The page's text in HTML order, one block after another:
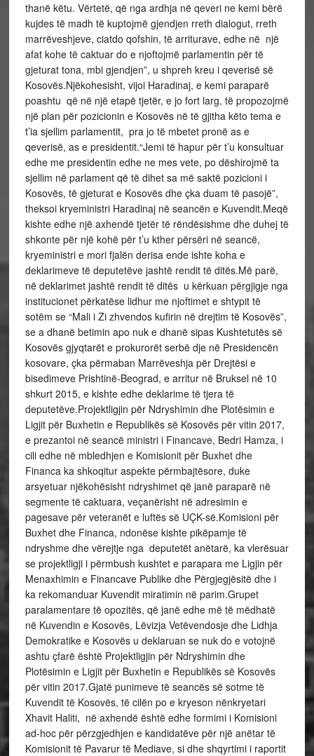
thanë këtu. Vërtetë, që nga ardhja në qeveri ne kemi bërë
kujdes të madh të kuptojmë gjendjen rreth dialogut, rreth
marrëveshjeve, ciatdo qofshin, të arriturave, edhe në një
afat kohe të caktuar do e njoftojmë parlamentin për të
gjeturat tona, mbi gjendjen”, u shpreh kreu i qeverisë së
Kosovës.Njëkohesisht, vijoi Haradinaj, e kemi paraparë
poashtu që në një etapë tjetër, e jo fort larg, të propozojmë
një plan për pozicionin e Kosovës në të gjitha këto tema e
t’ia sjellim parlamentit, pra jo të mbetet pronë as e
qeverisë, as e presidentit.“Jemi të hapur për t’u konsultuar
edhe me presidentin edhe ne mes vete, po dëshirojmë ta
sjellim në parlament që të dihet sa më saktë pozicioni i
Kosovës, të gjeturat e Kosovës dhe çka duam të pasojë”,
theksoi kryeministri Haradinaj në seancën e Kuvendit.Meqë
kishte edhe një axhendë tjetër të rëndësishme dhe duhej të
shkonte për një kohë për t’u kther përsëri në seancë,
kryeministri e mori fjalën derisa ende ishte koha e
deklarimeve të deputetëve jashtë rendit të ditës.Më parë,
në deklarimet jashtë rendit të ditës u kërkuan përgjigje nga
institucionet përkatëse lidhur me njoftimet e shtypit të
sotëm se “Mali i Zi zhvendos kufirin në drejtim të Kosovës”,
se a dhanë betimin apo nuk e dhanë sipas Kushtetutës së
Kosovës gjyqtarët e prokurorët serbë dje në Presidencën
kosovare, çka përmaban Marrëveshja për Drejtësi e
bisedimeve Prishtinë-Beograd, e arritur në Bruksel në 10
shkurt 2015, e kishte edhe deklarime të tjera të
deputetëve.Projektligjin për Ndryshimin dhe Plotësimin e
Ligjit për Buxhetin e Republikës së Kosovës për vitin 2017,
e prezantoi në seancë ministri i Financave, Bedri Hamza, i
cili edhe në mbledhjen e Komisionit për Buxhet dhe
Financa ka shkoqitur aspekte përmbajtësore, duke
arsyetuar njëkohësisht ndryshimet që janë paraparë në
segmente të caktuara, veçanërisht në adresimin e
pagesave për veteranët e luftës së UÇK-së.Komisioni për
Buxhet dhe Financa, ndonëse kishte pikëpamje të
ndryshme dhe vërejtje nga deputetët anëtarë, ka vlerësuar
se projektligji i përmbush kushtet e parapara me Ligjin për
Menaxhimin e Financave Publike dhe Përgjegjësitë dhe i
ka rekomanduar Kuvendit miratimin në parim.Grupet
paralamentare të opozitës, që janë edhe më të mëdhatë
në Kuvendin e Kosovës, Lëvizja Vetëvendosje dhe Lidhja
Demokratike e Kosovës u deklaruan se nuk do e votojnë
ashtu çfarë është Projektligjin për Ndryshimin dhe
Plotësimin e Ligjit për Buxhetin e Republikës së Kosovës
për vitin 2017.Gjatë punimeve të seancës së sotme të
Kuvendit të Kosovës, të cilën po e kryeson nënkryetari
Xhavit Haliti, në axhendë është edhe formimi i Komisioni
ad-hoc për përzgjedhjen e kandidatëve për një anëtar të
Komisionit të Pavarur të Mediave, si dhe shqyrtimi i raportit